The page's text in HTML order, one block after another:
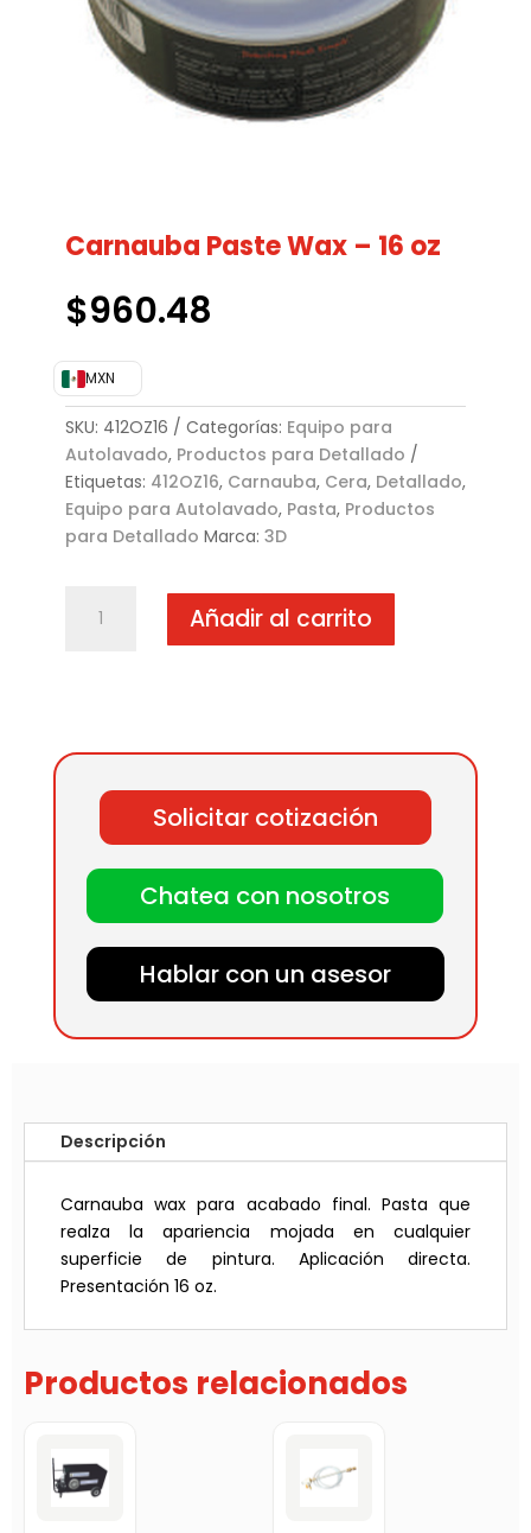
Carnauba Paste Wax – 16 oz
$960.48
MXN
SKU: 412OZ16 Categorías: Equipo para
Autolavado, Productos para Detallado
Etiquetas: 412OZ16, Carnauba, Cera, Detallado,
Equipo para Autolavado, Pasta, Productos
para Detallado Marca: 3D
Paste
cantidad
Añadir al carrito
Solicitar cotización
Chatea con nosotros
Hablar con un asesor
Descripción
Carnauba wax para acabado final. Pasta que
realza la apariencia mojada en cualquier
superficie de pintura. Aplicación directa.
Presentación 16 oz.
Productos relacionados